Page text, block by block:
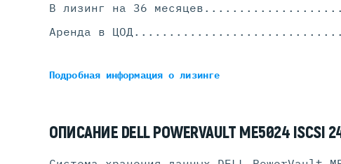
В лизинг на 36 месяцев
Аренда в ЦОД
Подробная информацияо лизинге
ОПИСАНИЕ DELL POWERVAULT ME5024 ISCSI